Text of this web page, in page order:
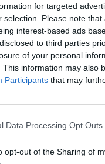
for targeted
selection. Please note
interest-based ads
to third parties
of your personal
This information may also
Participants that may
Data Processing Opt Outs
opt-out of the Sharing of
τα διαρθρωτικά
της
την επιβολή